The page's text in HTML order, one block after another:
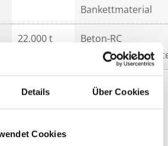
Details Über Cookies
Cookies
Bankettmaterial
22.000 t
Beton-RC
BAHNBAU
Menge: